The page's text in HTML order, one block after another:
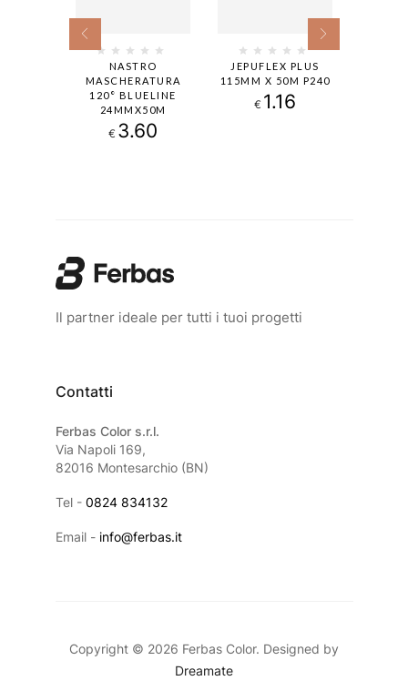
NASTRO
MASCHERATURA
120° BLUELINE
24MMX50M
€ 3.60
JEPUFLEX PLUS
115MM X 50M P240
€ 1.16
Il partner ideale per tutti i tuoi progetti
Contatti
Ferbas Color s.r.l.
Via Napoli 169,
82016 Montesarchio (BN)
Tel - 0824 834132
Email - info@ferbas.it
Copyright © 2026 Ferbas Color. Designed by
Dreamate